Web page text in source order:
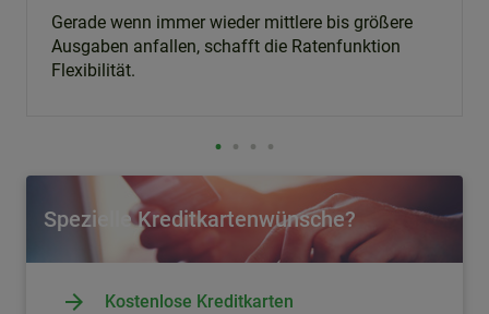
Gerade wenn immer wieder mittlere bis größere
Ausgaben anfallen, schafft die Ratenfunktion
Flexibilität.
Spezielle Kreditkartenwünsche?
Kostenlose Kreditkarten